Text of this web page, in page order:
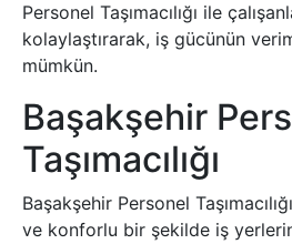
Personel Taşımacılığı ile
kolaylaştırarak, iş gücünün
mümkün.
Başakşehir
Taşımacılığı
Başakşehir Personel
ve konforlu bir şekilde iş